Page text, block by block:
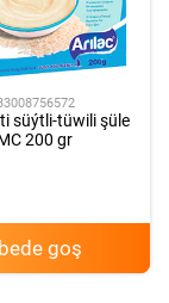
süýtli-tüwili şüle
200 gr
goş